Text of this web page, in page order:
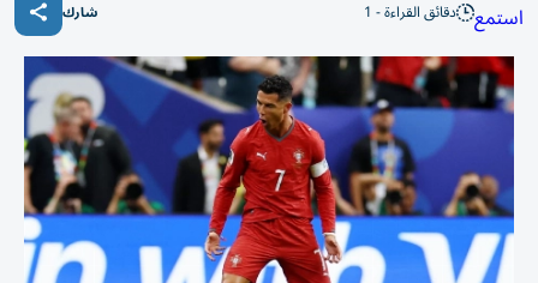
استمع دقائق القراءة - 1 شارك